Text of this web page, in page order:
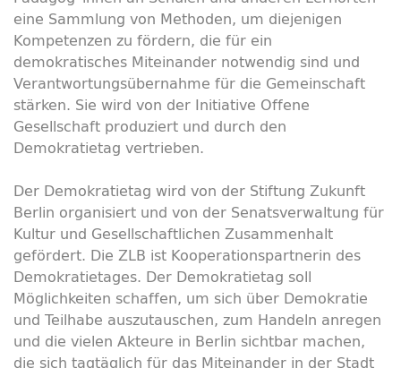
eine Sammlung von Methoden, um diejenigen
Kompetenzen zu fördern, die für ein
demokratisches Miteinander notwendig sind und
Verantwortungsübernahme für die Gemeinschaft
stärken. Sie wird von der Initiative Offene
Gesellschaft produziert und durch den
Demokratietag vertrieben.
Der Demokratietag wird von der Stiftung Zukunft
Berlin organisiert und von der Senatsverwaltung für
Kultur und Gesellschaftlichen Zusammenhalt
gefördert. Die ZLB ist Kooperationspartnerin des
Demokratietages. Der Demokratietag soll
Möglichkeiten schaffen, um sich über Demokratie
und Teilhabe auszutauschen, zum Handeln anregen
und die vielen Akteure in Berlin sichtbar machen,
die sich tagtäglich für das Miteinander in der Stadt